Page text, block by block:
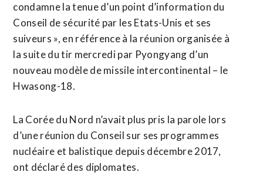
condamne la tenue d’un point d’information du
Conseil de sécurité par les Etats-Unis et ses
suiveurs », en référence à la réunion organisée à
la suite du tir mercredi par Pyongyang d’un
nouveau modèle de missile intercontinental – le
Hwasong-18.
La Corée du Nord n’avait plus pris la parole lors
d’une réunion du Conseil sur ses programmes
nucléaire et balistique depuis décembre 2017,
ont déclaré des diplomates.